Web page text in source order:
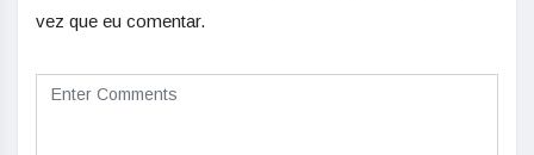
vez que eu comentar.